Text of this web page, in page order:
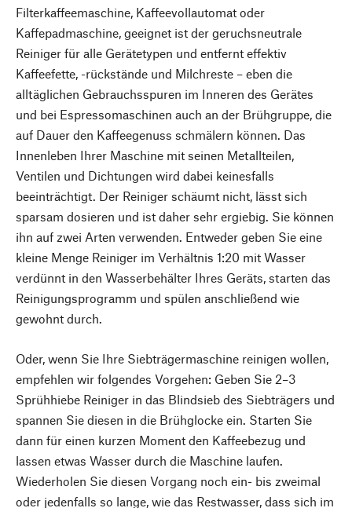
Filterkaffeemaschine, Kaffeevollautomat oder
Kaffepadmaschine, geeignet ist der geruchsneutrale
Reiniger für alle Gerätetypen und entfernt effektiv
Kaffeefette, -rückstände und Milchreste – eben die
alltäglichen Gebrauchsspuren im Inneren des Gerätes
und bei Espressomaschinen auch an der Brühgruppe, die
auf Dauer den Kaffeegenuss schmälern können. Das
Innenleben Ihrer Maschine mit seinen Metallteilen,
Ventilen und Dichtungen wird dabei keinesfalls
beeinträchtigt. Der Reiniger schäumt nicht, lässt sich
sparsam dosieren und ist daher sehr ergiebig. Sie können
ihn auf zwei Arten verwenden. Entweder geben Sie eine
kleine Menge Reiniger im Verhältnis 1:20 mit Wasser
verdünnt in den Wasserbehälter Ihres Geräts, starten das
Reinigungsprogramm und spülen anschließend wie
gewohnt durch.
Oder, wenn Sie Ihre Siebträgermaschine reinigen wollen,
empfehlen wir folgendes Vorgehen: Geben Sie 2–3
Sprühhiebe Reiniger in das Blindsieb des Siebträgers und
spannen Sie diesen in die Brühglocke ein. Starten Sie
dann für einen kurzen Moment den Kaffeebezug und
lassen etwas Wasser durch die Maschine laufen.
Wiederholen Sie diesen Vorgang noch ein- bis zweimal
oder jedenfalls so lange, wie das Restwasser, dass sich im